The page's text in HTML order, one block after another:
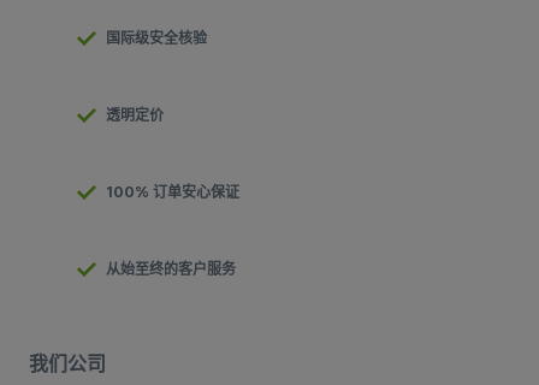
国际级安全核验
透明定价
100% 订单安心保证
从始至终的客户服务
我们公司